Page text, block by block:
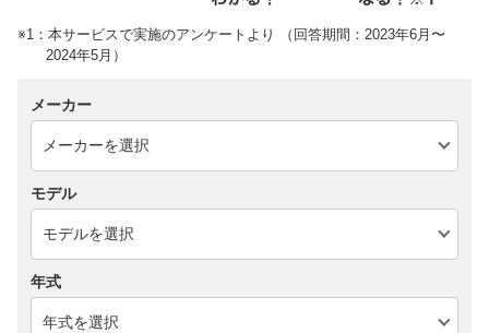
※1：本サービスで実施のアンケートより （回答期間：2023年6月〜
2024年5月）
メーカー
モデル
年式